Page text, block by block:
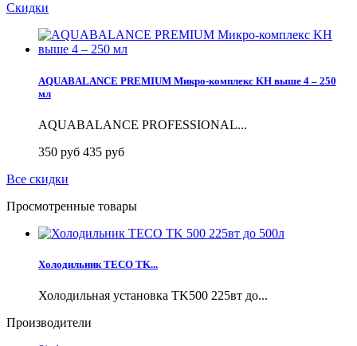
Скидки
AQUABALANCE PREMIUM Микро-комплекс KH выше 4 – 250
мл
AQUABALANCE PROFESSIONAL...
350 руб 435 руб
Все скидки
Просмотренные товары
Холодильник TECO TK...
Холодильная установка TK500 225вт до...
Производители